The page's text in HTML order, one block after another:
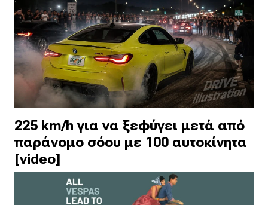
225 km/h για να ξεφύγει μετά από
παράνομο σόου με 100 αυτοκίνητα
[video]